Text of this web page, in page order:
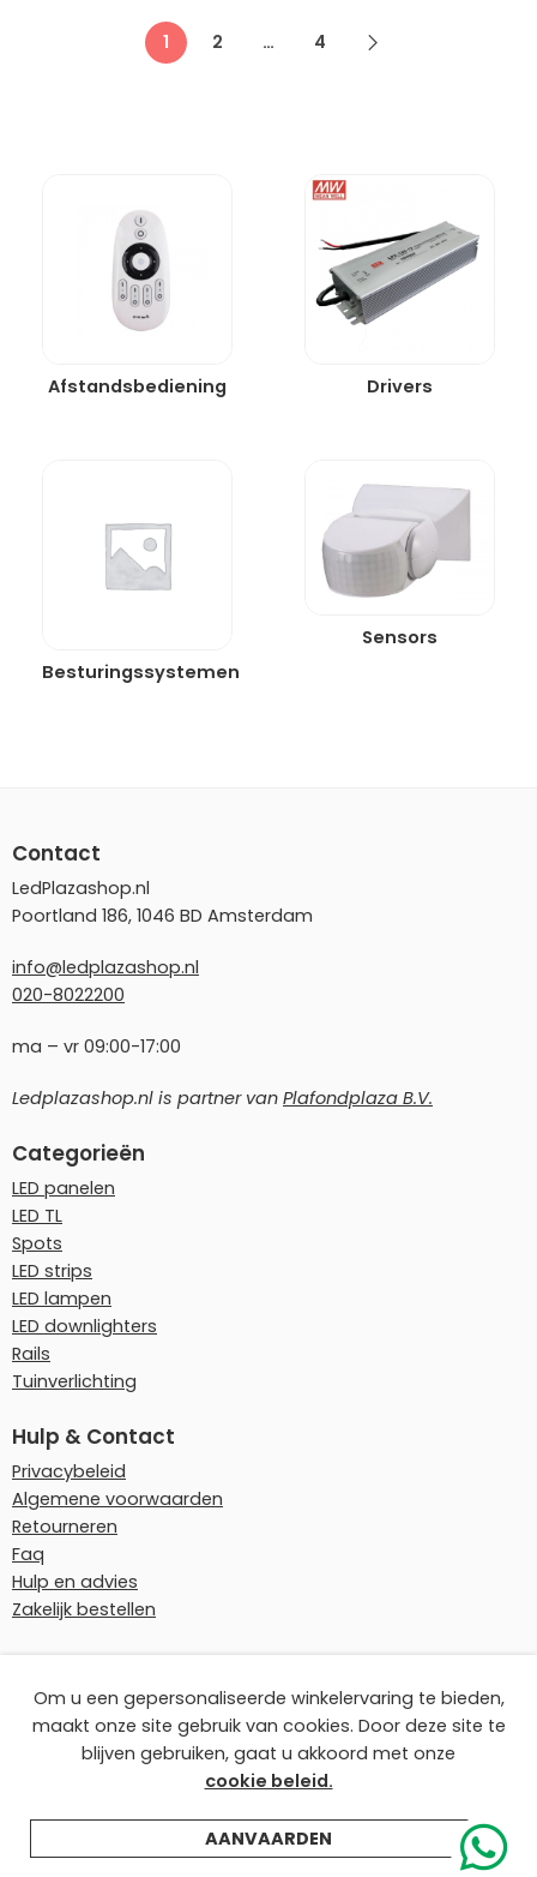
1 2 … 4
Afstandsbediening Drivers
Besturingssystemen
Sensors
Contact
LedPlazashop.nl
Poortland 186, 1046 BD Amsterdam
info@ledplazashop.nl
020-8022200
ma – vr 09:00-17:00
Ledplazashop.nl is partner van Plafondplaza B.V.
Categorieën
LED panelen
LED TL
Spots
LED strips
LED lampen
LED downlighters
Rails
Tuinverlichting
Hulp & Contact
Privacybeleid
Algemene voorwaarden
Retourneren
Faq
Hulp en advies
Zakelijk bestellen
© Ledplaza | Alle prijzen zijn incl. recyclingbijdrage.
Om u een gepersonaliseerde winkelervaring te bieden,
maakt onze site gebruik van cookies. Door deze site te
blijven gebruiken, gaat u akkoord met onze
cookie beleid.
AANVAARDEN